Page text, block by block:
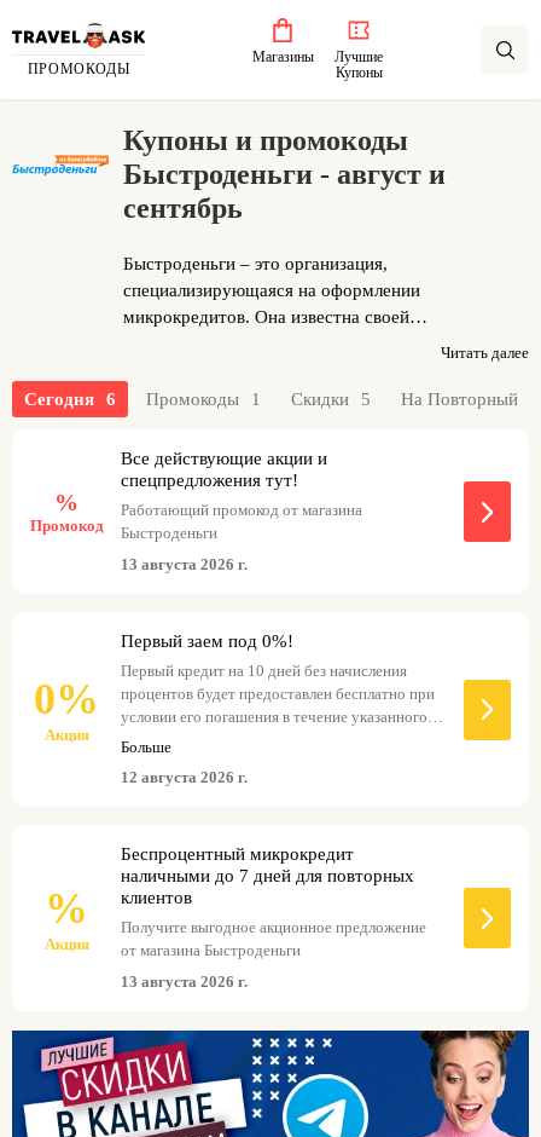
ПРОМОКОДЫ
Магазины
Лучшие
Купоны
Купоны и промокоды
Быстроденьги - август и
сентябрь
Быстроденьги – это организация,
специализирующаяся на оформлении
микрокредитов. Она известна своей
деятельностью в сфере онлайн-кредитования и
решения для своих заемщиков. Организация
предоставляет возможность оформить микрозайм
на небольшую сумму средств в кратчайший срок
без лишней бюрократии и необходимости
посещать офис. Клиенты могут подать заявку
дистанционно, заполнив простую анкету, и
получить оперативное решение. Компания
Быстроденьги покажет дополнительные
возможности.
Читать далее
Сегодня 6 Промокоды 1 Скидки 5 На Повторный
%
Промокод
Все действующие акции и
спецпредложения тут!
Работающий промокод от магазина
Быстроденьги
13 августа 2026 г.
0%
Акция
Первый заем под 0%!
Первый кредит на 10 дней без начисления
процентов будет предоставлен бесплатно при
условии его погашения в течение указанного
срока. В случае невозможности внесения
продлить срок кредита без уплаты штрафов и
Больше
12 августа 2026 г.
%
Акция
Беспроцентный микрокредит
наличными до 7 дней для повторных
клиентов
Получите выгодное акционное предложение
от магазина Быстроденьги
13 августа 2026 г.